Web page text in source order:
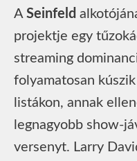
A Seinfeld
projektje egy
streaming
folyamatosan
listákon, annak
legnagyobb show-
versenyt. Larry